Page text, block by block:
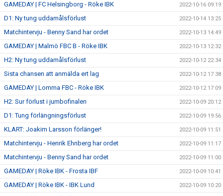
GAMEDAY | FC Helsingborg - Röke IBK 2022-10-16 09:19
D1: Ny tung uddamålsförlust 2022-10-14 13:25
Matchintervju - Benny Sand har ordet 2022-10-13 14:49
GAMEDAY | Malmö FBC B - Röke IBK 2022-10-13 12:32
H2: Ny tung uddamålsförlust 2022-10-12 22:34
Sista chansen att anmälda ert lag 2022-10-12 17:38
GAMEDAY | Lomma FBC - Röke IBK 2022-10-12 17:09
H2: Sur förlust i jumbofinalen 2022-10-09 20:12
D1: Tung förlängningsförlust 2022-10-09 19:56
KLART: Joakim Larsson förlänger! 2022-10-09 11:51
Matchintervju - Henrik Ehnberg har ordet 2022-10-09 11:17
Matchintervju - Benny Sand har ordet 2022-10-09 11:00
GAMEDAY | Röke IBK - Frosta IBF 2022-10-09 10:41
GAMEDAY | Röke IBK - IBK Lund 2022-10-09 10:20